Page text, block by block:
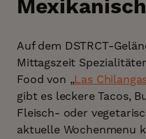
Auf dem DSTRCT-
Mittagszeit
Food von „Las
gibt es leckere Tacos,
Fleisch- oder
aktuelle Wochenmenu